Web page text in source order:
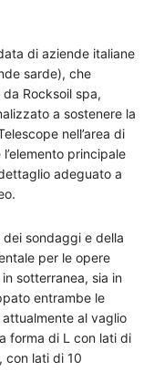
di aziende italiane
sarde), che
Rocksoil spa,
a sostenere la
nell’area di
principale
adeguato a
dei sondaggi e della
per le opere
sotterranea, sia in
entrambe le
attualmente al vaglio
forma di L con lati di
con lati di 10